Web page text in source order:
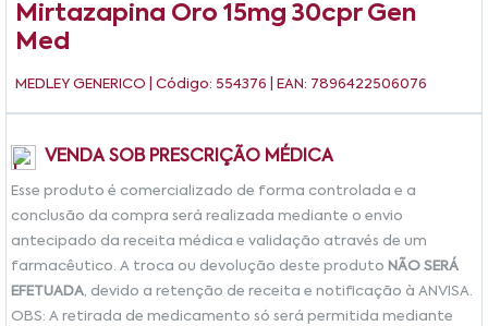
Mirtazapina Oro 15mg 30cpr Gen
Med
MEDLEY GENERICO | Código: 554376 | EAN: 7896422506076
VENDA SOB PRESCRIÇÃO MÉDICA
Esse produto é comercializado de forma controlada e a
conclusão da compra será realizada mediante o envio
antecipado da receita médica e validação através de um
farmacêutico. A troca ou devolução deste produto NÃO SERÁ
EFETUADA, devido a retenção de receita e notificação à ANVISA.
OBS: A retirada de medicamento só será permitida mediante